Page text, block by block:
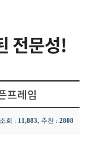
전문성!
프레임
회 : 11,883 , 추천 : 2808